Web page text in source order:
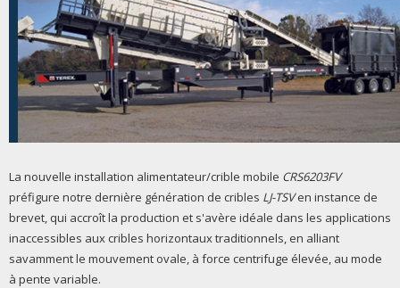
La nouvelle installation alimentateur/crible mobile CRS6203FV
préfigure notre dernière génération de cribles LJ-TSVen instance de
brevet, qui accroît la production et s'avère idéale dans les applications
inaccessibles aux cribles horizontaux traditionnels, en alliant
savamment le mouvement ovale, à force centrifuge élevée, au mode
à pente variable.